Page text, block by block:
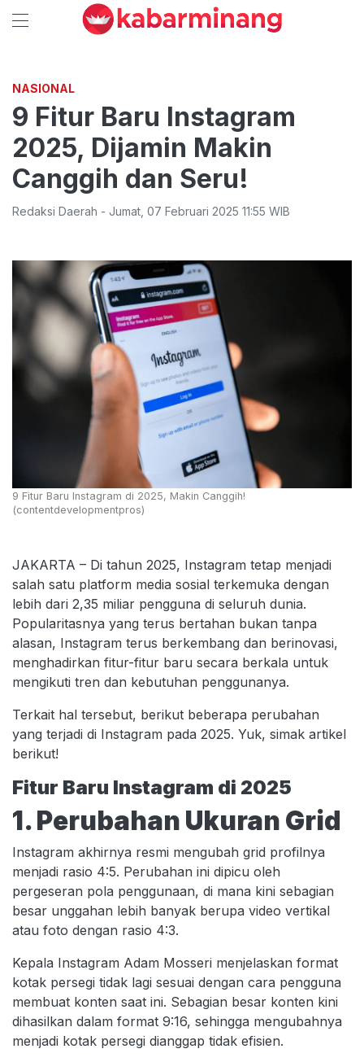
NASIONAL
9 Fitur Baru Instagram
2025, Dijamin Makin
Canggih dan Seru!
Redaksi Daerah - Jumat 07 Februari 2025 11:55 WIB
9 Fitur Baru Instagram di 2025, Makin Canggih!
(contentdevelopmentpros)
JAKARTA – Di tahun 2025, Instagram tetap menjadi
salah satu platform media sosial terkemuka dengan
lebih dari 2,35 miliar pengguna di seluruh dunia.
Popularitasnya yang terus bertahan bukan tanpa
alasan, Instagram terus berkembang dan berinovasi,
menghadirkan fitur-fitur baru secara berkala untuk
mengikuti tren dan kebutuhan penggunanya.
Terkait hal tersebut, berikut beberapa perubahan
yang terjadi di Instagram pada 2025. Yuk, simak artikel
berikut!
Fitur Baru Instagram di 2025
1. Perubahan Ukuran Grid
Instagram akhirnya resmi mengubah grid profilnya
menjadi rasio 4:5. Perubahan ini dipicu oleh
pergeseran pola penggunaan, di mana kini sebagian
besar unggahan lebih banyak berupa video vertikal
atau foto dengan rasio 4:3.
Kepala Instagram Adam Mosseri menjelaskan format
kotak persegi tidak lagi sesuai dengan cara pengguna
membuat konten saat ini. Sebagian besar konten kini
dihasilkan dalam format 9:16, sehingga mengubahnya
menjadi kotak persegi dianggap tidak efisien.